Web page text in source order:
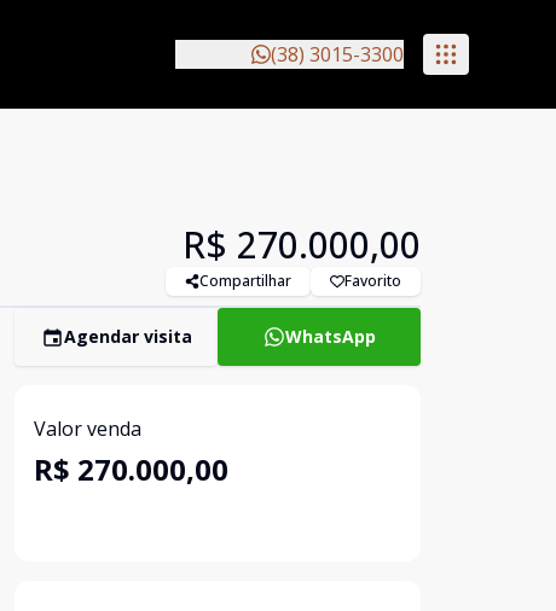
(38) 3015-3300
R$ 270.000,00
Compartilhar Favorito
Agendar visita WhatsApp
Valor venda
R$ 270.000,00